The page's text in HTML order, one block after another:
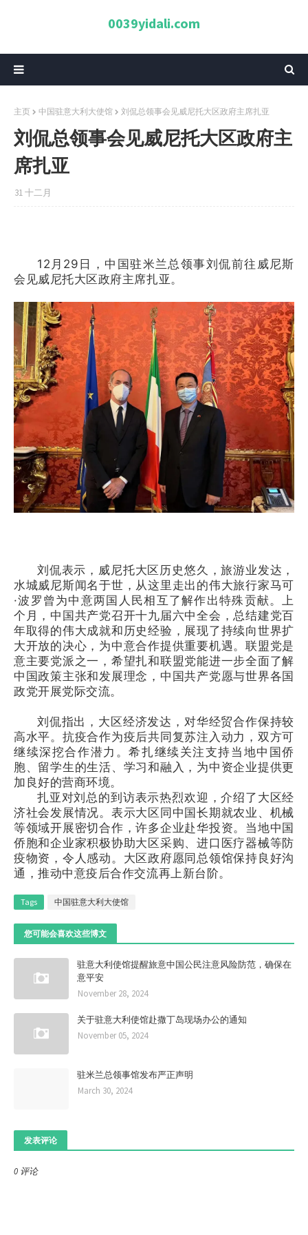
0039yidali.com
主页 中国驻意大利大使馆 刘侃总领事会见威尼托大区政府主席扎亚
刘侃总领事会见威尼托大区政府主
席扎亚
31 十二月
12月29日，中国驻米兰总领事刘侃前往威尼斯
会见威尼托大区政府主席扎亚。
刘侃表示，威尼托大区历史悠久，旅游业发达，
水城威尼斯闻名于世，从这里走出的伟大旅行家马可
·波罗曾为中意两国人民相互了解作出特殊贡献。上
个月，中国共产党召开十九届六中全会，总结建党百
年取得的伟大成就和历史经验，展现了持续向世界扩
大开放的决心，为中意合作提供重要机遇。联盟党是
意主要党派之一，希望扎和联盟党能进一步全面了解
中国政策主张和发展理念，中国共产党愿与世界各国
政党开展党际交流。
刘侃指出，大区经济发达，对华经贸合作保持较
高水平。抗疫合作为疫后共同复苏注入动力，双方可
继续深挖合作潜力。希扎继续关注支持当地中国侨
胞、留学生的生活、学习和融入，为中资企业提供更
加良好的营商环境。
扎亚对刘总的到访表示热烈欢迎，介绍了大区经
济社会发展情况。表示大区同中国长期就农业、机械
等领域开展密切合作，许多企业赴华投资。当地中国
侨胞和企业家积极协助大区采购、进口医疗器械等防
疫物资，令人感动。大区政府愿同总领馆保持良好沟
通，推动中意疫后合作交流再上新台阶。
Tags 中国驻意大利大使馆
您可能会喜欢这些博文
驻意大利使馆提醒旅意中国公民注意风险防范，确保在
意平安
November 28, 2024
关于驻意大利使馆赴撒丁岛现场办公的通知
November 05, 2024
驻米兰总领事馆发布严正声明
March 30, 2024
发表评论
0 评论